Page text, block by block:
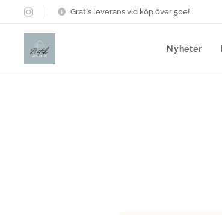
Gratis leverans vid köp över 50e!
Nyheter